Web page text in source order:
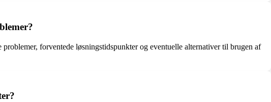
forventede løsningstidspunkter og eventuelle alternativer til brugen af